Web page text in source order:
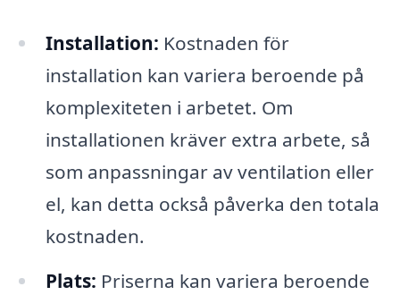
Installation: Kostnaden för
installation kan variera beroende på
komplexiteten i arbetet. Om
installationen kräver extra arbete, så
som anpassningar av ventilation eller
el, kan detta också påverka den totala
kostnaden.
Plats: Priserna kan variera beroende